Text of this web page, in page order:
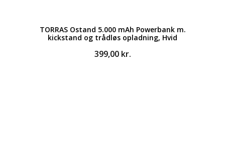
TORRAS Ostand 5.000 mAh Powerbank m.
kickstand og trådløs opladning, Hvid
399,00 kr.